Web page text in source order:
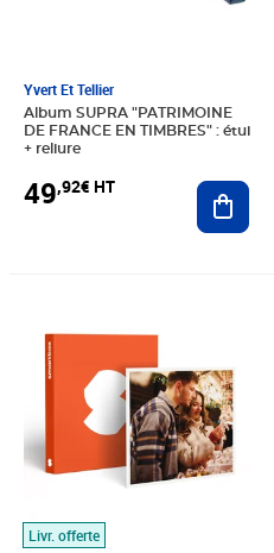
Yvert Et Tellier
Album SUPRA "PATRIMOINE
DE FRANCE EN TIMBRES" : étui
+ reliure
49,92€ HT
Livr. offerte